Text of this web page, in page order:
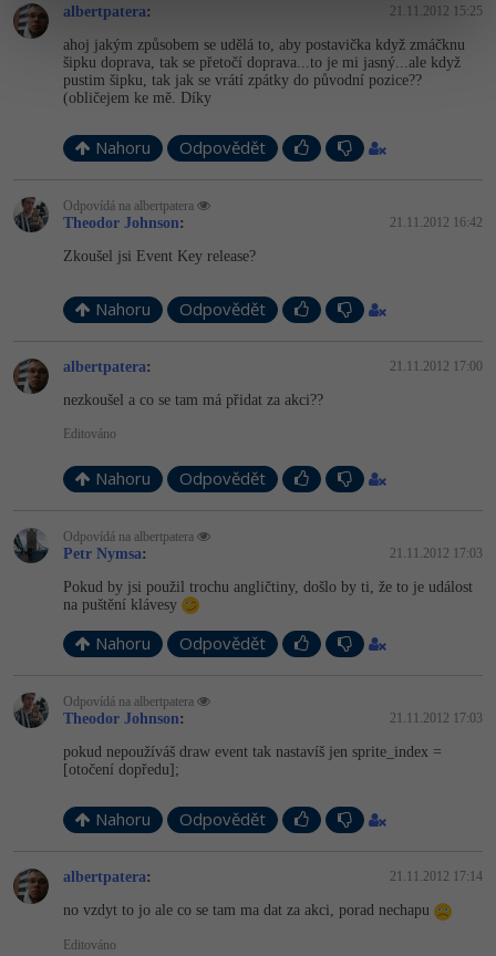
albertpatera: 21.11.2012 15:25
ahoj jakým způsobem se udělá to, aby postavička když zmáčknu
šipku doprava, tak se přetočí doprava...to je mi jasný...ale když
pustim šipku, tak jak se vrátí zpátky do původní pozice??
(obličejem ke mě. Díky
Nahoru Odpovědět
Odpovídá na albertpatera
Theodor Johnson: 21.11.2012 16:42
Zkoušel jsi Event Key release?
Nahoru Odpovědět
albertpatera: 21.11.2012 17:00
nezkoušel a co se tam má přidat za akci??
Editováno
Nahoru Odpovědět
Odpovídá na albertpatera
Petr Nymsa: 21.11.2012 17:03
Pokud by jsi použil trochu angličtiny, došlo by ti, že to je událost
na puštění klávesy
Nahoru Odpovědět
Odpovídá na albertpatera
Theodor Johnson: 21.11.2012 17:03
pokud nepoužíváš draw event tak nastavíš jen sprite_index =
[otočení dopředu];
Nahoru Odpovědět
albertpatera: 21.11.2012 17:14
no vzdyt to jo ale co se tam ma dat za akci, porad nechapu
Editováno